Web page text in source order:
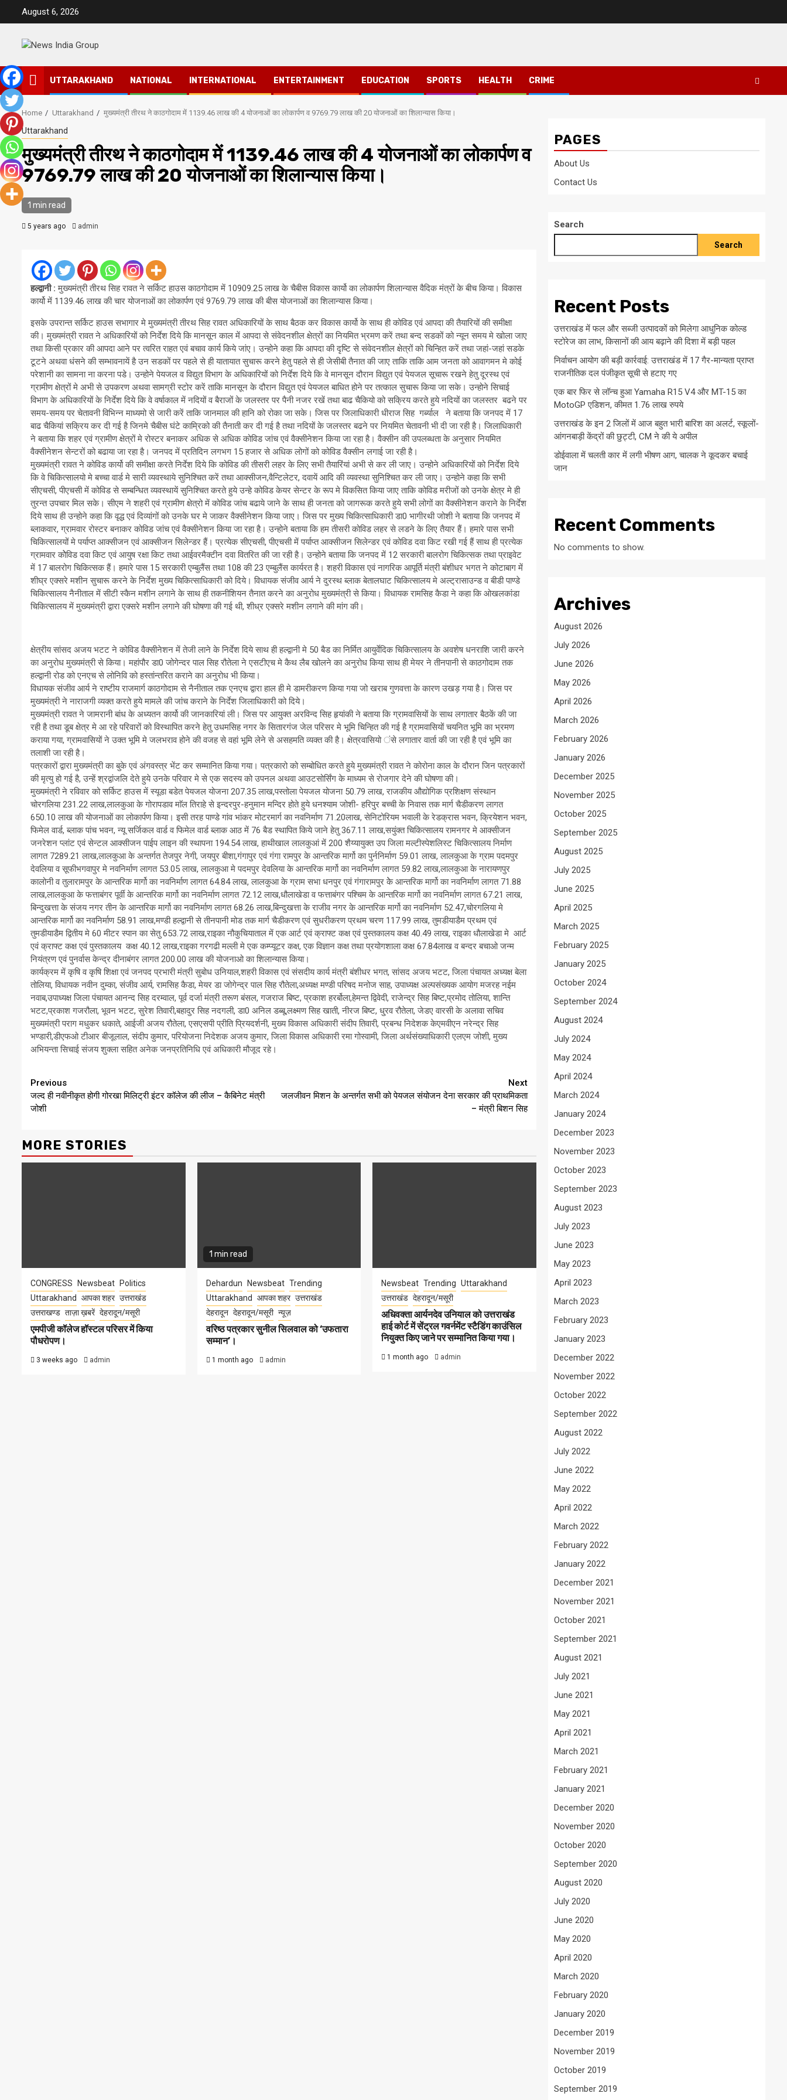
August 6, 2026
UTTARAKHAND NATIONAL INTERNATIONAL ENTERTAINMENT EDUCATION SPORTS HEALTH CRIME
Home Uttarakhand मुख्यमंत्री तीरथ ने काठगोदाम में 1139.46 लाख की 4 योजनाओं का लोकार्पण व 9769.79 लाख की 20 योजनाओं का शिलान्यास किया।
Uttarakhand
मुख्यमंत्री तीरथ ने काठगोदाम में 1139.46 लाख की 4 योजनाओं का लोकार्पण व
9769.79 लाख की 20 योजनाओं का शिलान्यास किया।
1 min read
5 years ago admin
हल्द्वानी : मुख्यमंत्री तीरथ सिह रावत ने सर्किट हाउस काठगोदाम में 10909.25 लाख के चैबीस विकास कार्यो का लोकार्पण शिलान्यास वैदिक मंत्रों के बीच किया। विकास
कार्यो में 1139.46 लाख की चार योजनाओं का लोकार्पण एवं 9769.79 लाख की बीस योजनाओं का शिलान्यास किया।
इसके उपरान्त सर्किट हाउस सभागार मे मुख्यमंत्री तीरथ सिह रावत अधिकारियों के साथ बैठक कर विकास कार्यो के साथ ही कोविड एवं आपदा की तैयारियों की समीक्षा
की। मुख्यमंत्री रावत ने अधिकारियों को निर्देश दिये कि मानसून काल में आपदा से संवेदनशील क्षेत्रों का नियमित भ्रमण करें तथा बन्द सडकों को न्यून समय मे खोला जाए
तथा किसी प्रकार की आपदा आने पर त्वरित राहत एवं बचाव कार्य किये जांए। उन्होने कहा कि आपदा की दृष्टि से संवेदनशील क्षेत्रों को चिन्हित करें तथा जहां-जहां सडके
टूटने अथवा धंसने की सम्भावनायें है उन सडकों पर पहले से ही यातायात सुचारू करने हेतु पहले से ही जेसीबी तैनात की जाए ताकि ताकि आम जनता को आवागमन मे कोई
परेशानी का सामना ना करना पडे। उन्होने पेयजल व विद्युत विभाग के अधिकारियों को निर्देश दिये कि वे मानसून दौरान विद्युत एवं पेयजल सूचारू रखने हेतु दूरस्थ एवं
ग्रामीण क्षेत्रों मे अभी से उपकरण अथवा सामग्री स्टोर करें ताकि मानसून के दौरान विद्युत एवं पेयजल बाधित होने पर तत्काल सुचारू किया जा सके। उन्होने सिचाई
विभाग के अधिकारियों के निर्देश दिये कि वे वर्षाकाल में नदियों व बैराजों के जलस्तर पर पैनी नजर रखें तथा बाढ चैकियो को सक्रिय करते हुये नदियों का जलस्तर बढने पर
समय-समय पर चेतावनी विभिन्न माध्यमो से जारी करें ताकि जानमाल की हानि को रोका जा सके। जिस पर जिलाधिकारी धीराज सिह गर्ब्याल ने बताया कि जनपद में 17
बाढ चैकियां सक्रिय कर दी गई है जिनमे चैबीस घंटे काम्रिको की तैनाती कर दी गई है तथा नदियों के जलस्तर बढने पर नियमित चेतावनी भी दी जा रही है। जिलाधिकारी
ने बताया कि शहर एवं ग्रामीण क्षेत्रों मे रोस्टर बनाकर अधिक से अधिक कोविड जांच एवं वैक्सीनेशन किया जा रहा है। वैक्सीन की उपलब्धता के अनुसार नियमित
वैक्सीनेशन सेन्टरों को बढाया जा रहा है। जनपद में प्रतिदिन लगभग 15 हजार से अधिक लोगों को कोविड वैक्सीन लगाई जा रही है।
मुख्यमंत्री रावत ने कोविड कार्यो की समीक्षा करते निर्देश दिये कि कोविड की तीसरी लहर के लिए सभी तैयारिंयां अभी से कर ली जाए। उन्होने अधिकारियों को निर्देश दिये
कि वे चिकित्सालयो मे बच्चा वार्ड मे सारी व्यवस्थाये सुनिश्चित करें तथा आक्सीजन,वैन्टिलेटर, दवायें आदि की व्यवस्था सुनिश्चित कर ली जाए। उन्होने कहा कि सभी
सीएचसी, पीएचसी में कोविड से सम्बन्धित व्यवस्थायें सुनिश्चित करते हुये उन्हे कोविड केयर सेन्टर के रूप मे विकसित किया जाए ताकि कोविड मरीजों को उनके क्षेत्र मे ही
तुरन्त उपचार मिल सके। सीएम ने शहरी एवं ग्रामीण क्षेत्रो में कोविड जांच बढाये जाने के साथ ही जनता को जागरूक करते हुये सभी लोगों का वैक्सीनेशन कराने के निर्देश
दिये साथ ही उन्होने कहा कि वृद्ध एवं दिव्यांगों को उनके घर मे जाकर वैक्सीनेशन किया जाए। जिस पर मुख्य चिकित्साधिकारी डा0 भागीरथी जोशी ने बताया कि जनपद में
ब्लाकवार, ग्रामवार रोस्टर बनाकर कोविड जांच एवं वैक्सीनेशन किया जा रहा है। उन्होने बताया कि हम तीसरी कोविड लहर से लडने के लिए तैयार हैं। हमारे पास सभी
चिकित्सालयों मे पर्याप्त आक्सीजन एवं आक्सीजन सिलेन्डर हैं। प्रत्येक सीएचसी, पीएचसी में पर्याप्त आक्सीजन सिलेन्डर एवं कोविड दवा किट रखी गई हैं साथ ही प्रत्येक
ग्रामवार कोेविड दवा किट एवं आयुष रक्षा किट तथा आईवरमैक्टीन दवा वितरित की जा रही है। उन्होने बताया कि जनपद में 12 सरकारी बालरोग चिकित्सक तथा प्राइवेट
में 17 बालरोग चिकित्सक हैं। हमारे पास 15 सरकारी एम्बुलैंस तथा 108 की 23 एम्बुलैंस कार्यरत है। शहरी विकास एवं नागरिक आपूर्ति मंत्री बंशीधर भगत ने कोटाबाग में
शीघ्र एक्सरे मशीन सुचारू करने के निर्देश मुख्य चिकित्साधिकारी को दिये। विधायक संजीव आर्य ने दुरस्थ ब्लाक बेतालघाट चिकित्सालय मे अल्ट्रासाउन्ड व बीडी पाण्डे
चिकित्सालय नैनीताल में सीटी स्कैन मशीन लगाने के साथ ही तकनीशियन तैनात करने का अनुरोध मुख्यमंत्री से किया। विधायक रामसिह कैडा ने कहा कि ओखलकांडा
चिकित्सालय में मुख्यमंत्री द्वारा एक्सरे मशीन लगाने की घोषणा की गई थी, शीध्र एक्सरे मशीन लगाने की मांग की।
क्षेत्रीय सांसद अजय भटट ने कोविड वैक्सीनेशन में तेजी लाने के निर्देश दिये साथ ही हल्द्वानी मे 50 बैड का निर्मित आयुर्वेदिक चिकित्सालय के अवशेष धनराशि जारी करने
का अनुरोध मुख्यमंत्री से किया। महांपौर डा0 जोगेन्दर पाल सिह रौतेला ने एसटीएच मे कैथ लैब खोलने का अनुरोध किया साथ ही मेयर ने तीनपानी से काठगोदाम तक
हल्द्वानी रोड को एनएच से लोनिवि को हस्तांन्तरित कराने का अनुरोध भी किया।
विधायक संजीव आर्य ने राष्टीय राजमार्ग काठगोदाम से नैनीताल तक एनएच द्वारा हाल ही मे डामरीकरण किया गया जो खराब गुणवत्ता के कारण उखड़ गया है। जिस पर
मुख्यमंत्री ने नाराजगी व्यक्त करते हुये मामले की जांच कराने के निर्देश जिलाधिकारी को दिये।
मुख्यमंत्री रावत ने जामरानी बांध के अध्यतन कार्यो की जानकारियां ली। जिस पर आयुक्त अरविन्द सिह हृयांकी ने बताया कि ग्रामवासियों के साथ लगातार बैठकें की जा
रही है तथा डूब क्षेत्र मे आ रहे परिवारों को विस्थापित करने हेतु उधमसिह नगर के सितारगंज जेल परिसर मे भूमि चिन्हित की गई है ग्रामवासियों चयनित भूमि का भ्रमण
कराया गया, ग्रामवासियों ने उक्त भूमि मे जलभराव होने की वजह से वहां भूमि लेने से असहमति व्यक्त की है। क्षेत्रवासियो ंसे लगातार वार्ता की जा रही है एवं भूमि का
तलाशी जा रही है।
पत्रकारों द्वारा मुख्यमंत्री का बुके एवं अंगवस्त्र भेंट कर सम्मानित किया गया। पत्रकारो को सम्बोधित करते हुये मुख्यमंत्री रावत ने कोरोना काल के दौरान जिन पत्रकारों
की मृत्यु हो गई है, उन्हें श्रद्वांजलि देते हुये उनके परिवार मे से एक सदस्य को उपनल अथवा आउटसोर्सिंग के माध्यम से रोजगार देने की घोषणा की।
मुख्यमंत्री ने रविवार को सर्किट हाउस में स्यूडा बडेत पेयजल योजना 207.35 लाख,पस्तोला पेयजल योजना 50.79 लाख, राजकीय औद्योगिक प्रशिक्षण संस्थान
चोरगलिया 231.22 लाख,लालकुआ के गोरापडाव माॅल तिराहे से इन्दरपुर-हनुमान मन्दिर होते हुये धनश्याम जोशी- हरिपुर बच्ची के निवास तक मार्ग चैडीकरण लागत
650.10 लाख की योजनाओं का लोकार्पण किया। इसी तरह पाण्डे गांव भांकर मोटरमार्ग का नवनिर्माण 71.20लाख, सेनिटोरियम भवाली के रेडक्रास भवन, क्रियेशन भवन,
फिमेल वार्ड, ब्लाक पांच भवन, न्यू सर्जिकल वार्ड व फिमेल वार्ड ब्लाक आठ में 76 बैड स्थापित किये जाने हेतु 367.11 लाख,सयुंक्त चिकित्सालय रामनगर मे आक्सीजन
जनरेशन प्लांट एवं सेन्टल आक्सीजन पाईप लाइन की स्थापना 194.54 लाख, हाथीखाल लालकुआं में 200 शैय्यायुक्त उप जिला मल्टीस्पेशलिस्ट चिकित्सालय निर्माण
लागत 7289.21 लाख,लालकुआ के अन्तर्गत तेजपुर नेगी, जयपुर बीशा,गंगापुर एवं गंगा रामपुर के आन्तरिक मार्गो का पुर्ननिर्माण 59.01 लाख, लालकुआ के ग्राम पदमपुर
देवलिया व सूफीभगवापुर मे नवनिर्माण लागत 53.05 लाख, लालकुआ मे पदमपुर देवलिया के आन्तरिक मार्गो का नवनिर्माण लागत 59.82 लाख,लालकुआ के नारायणपुर
कालोनी व तुलारामपुर के आन्तरिक मार्गो का नवनिर्माण लागत 64.84 लाख, लालकुआ के ग्राम सभा धनपुर एवं गंगारामपुर केे आन्तरिक मार्गो का नवनिर्माण लागत 71.88
लाख,लालकुआ के फत्ताबंगर पूर्वी के आन्तरिक मार्गो का नवनिर्माण लागत 72.12 लाख,धौलाखेडा व फत्ताबंगर पश्चिम के आन्तरिक मार्गो का नवनिर्माण लागत 67.21 लाख,
बिन्दुखत्ता के संजय नगर तीन के आन्तरिक मार्गो का नवनिर्माण लागत 68.26 लाख,बिन्दुखत्ता के राजीव नगर के आन्तरिक मार्गो का नवनिर्माण 52.47,चोरगलिया मे
आन्तरिक मार्गो का नवनिर्माण 58.91 लाख,मण्डी हल्द्वानी से तीनपानी मोड तक मार्ग चैडीकरण एवं सुधरीकरण प्रथम चरण 117.99 लाख, तुमडीयाडैम प्रथम एवं
तुमडीयाडैम द्वितीय मे 60 मीटर स्पान का सेतु 653.72 लाख,राइका नौकुचियाताल में एक आर्ट एवं क्राफ्ट कक्ष एवं पुस्तकालय कक्ष 40.49 लाख, राइका धौलाखेडा मे आर्ट
एवं क्राफ्ट कक्ष एवं पुस्तकालय कक्ष 40.12 लाख,राइका गरगढी मल्ली मे एक कम्प्यूटर कक्ष, एक विज्ञान कक्ष तथा प्रयोगशाला कक्ष 67.84लाख व बन्दर बचाओ जन्म
नियंत्रण एवं पुनर्वास केन्द्र दीनाबंगर लागत 200.00 लाख की योजनाओ का शिलान्यास किया।
कार्यक्रम में कृषि व कृषि शिक्षा एवं जनपद प्रभारी मंत्री सुबोध उनियाल,शहरी विकास एवं संसदीय कार्य मंत्री बंशीधर भगत, सांसद अजय भटट, जिला पंचायत अध्यक्ष बेला
तोलिया, विधायक नवीन दुम्का, संजीव आर्य, रामसिह कैडा, मेयर डा जोगेन्द्र पाल सिह रौतेला,अध्यक्ष मण्डी परिषद मनोज साह, उपाध्यक्ष अल्पसंख्यक आयोग मजरह नईम
नवाब,उपाध्यक्ष जिला पंचायत आनन्द सिह दरम्वाल, पूर्व दर्जा मंत्री तरूण बंसल, गजराज बिष्ट, प्रकाश हरर्बोला,हेमन्त द्विवेदी, राजेन्द्र सिह बिष्ट,प्रमोद तोलिया, शान्ति
भटट,प्रकाश गजरौला, भूवन भटट, सुरेश तिवारी,बहादुर सिह नदगली, डा0 अनिल डब्बू,लक्ष्मण सिह खाती, नीरज बिष्ट, धु्रव रौतेला, जेडए वारसी के अलावा सचिव
मुख्यमंत्री पराग मधुकर धकाते, आईजी अजय रौतेला, एसएसपी प्रीति प्रियदर्शनी, मुख्य विकास अधिकारी संदीप तिवारी, प्रबन्ध निदेशक केएमवीएन नरेन्द्र सिह
भण्डारी,डीएफओ टीआर बीजूलाल, संदीप कुमार, परियोजना निदेशक अजय कुमार, जिला विकास अधिकारी रमा गोस्वामी, जिला अर्थसंख्याधिकारी एलएम जोशी, मुख्य
अभियन्ता सिचाई संजय शुक्ला सहित अनेक जनप्रतिनिधि एवं अधिकारी मौजूद रहे।
Continue
Reading
Previous
जल्द ही नवीनीकृत होगी गोरखा मिलिट्री इंटर कॉलेज की लीज – कैबिनेट मंत्री
जोशी
Next
जलजीवन मिशन के अन्तर्गत सभी को पेयजल संयोजन देना सरकार की प्राथमिकता
– मंत्री बिशन सिह
MORE STORIES
CONGRESS Newsbeat
Politics
Uttarakhand
आपका शहर उत्तराखंड
उत्तराखण्ड ताज़ा ख़बरें देहरादून/मसूरी
एमपीजी कॉलेज हॉस्टल परिसर में किया
पौधरोपण।
3 weeks ago admin
1 min read
Dehardun Newsbeat Trending
Uttarakhand
आपका शहर उत्तराखंड
देहरादून देहरादून/मसूरी न्यूज़
वरिष्ठ पत्रकार सुनील सिलवाल को ‘उफतारा
सम्मान’।
1 month ago admin
Newsbeat Trending Uttarakhand
उत्तराखंड देहरादून/मसूरी
अधिवक्ता आर्यनदेव उनियाल को उत्तराखंड
हाई कोर्ट में सेंट्रल गवर्नमेंट स्टैडिंग काउंसिल
नियुक्त किए जाने पर सम्मानित किया गया।
1 month ago admin
PAGES
About Us
Contact Us
Search
Search
Recent Posts
उत्तराखंड में फल और सब्जी उत्पादकों को मिलेगा आधुनिक कोल्ड
स्टोरेज का लाभ, किसानों की आय बढ़ाने की दिशा में बड़ी पहल
निर्वाचन आयोग की बड़ी कार्रवाई: उत्तराखंड में 17 गैर-मान्यता प्राप्त
राजनीतिक दल पंजीकृत सूची से हटाए गए
एक बार फिर से लॉन्च हुआ Yamaha R15 V4 और MT-15 का
MotoGP एडिशन, कीमत 1.76 लाख रुपये
उत्तराखंड के इन 2 जिलों में आज बहुत भारी बारिश का अलर्ट, स्कूलों-
आंगनबाड़ी केंद्रों की छुट्टी, CM ने की ये अपील
डोईवाला में चलती कार में लगी भीषण आग, चालक ने कूदकर बचाई
जान
Recent Comments
No comments to show.
Archives
August 2026
July 2026
June 2026
May 2026
April 2026
March 2026
February 2026
January 2026
December 2025
November 2025
October 2025
September 2025
August 2025
July 2025
June 2025
April 2025
March 2025
February 2025
January 2025
October 2024
September 2024
August 2024
July 2024
May 2024
April 2024
March 2024
January 2024
December 2023
November 2023
October 2023
September 2023
August 2023
July 2023
June 2023
May 2023
April 2023
March 2023
February 2023
January 2023
December 2022
November 2022
October 2022
September 2022
August 2022
July 2022
June 2022
May 2022
April 2022
March 2022
February 2022
January 2022
December 2021
November 2021
October 2021
September 2021
August 2021
July 2021
June 2021
May 2021
April 2021
March 2021
February 2021
January 2021
December 2020
November 2020
October 2020
September 2020
August 2020
July 2020
June 2020
May 2020
April 2020
March 2020
February 2020
January 2020
December 2019
November 2019
October 2019
September 2019